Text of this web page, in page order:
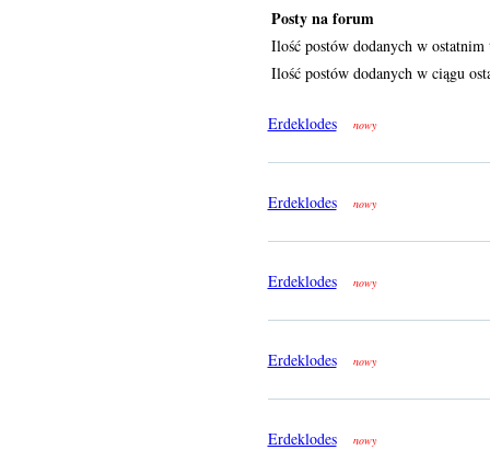
Posty na forum
Ilość postów dodanych w ostatnim
Ilość postów dodanych w ciągu
Erdeklodes nowy
Erdeklodes nowy
Erdeklodes nowy
Erdeklodes nowy
Erdeklodes nowy